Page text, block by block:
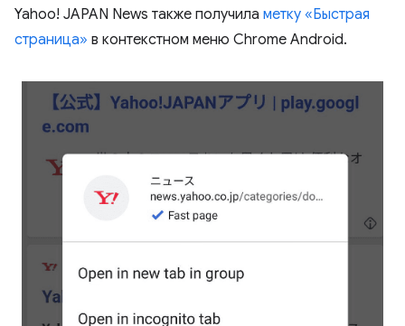
Yahoo! JAPAN News также получила метку «Быстрая
страница» в контекстном меню Chrome Android.